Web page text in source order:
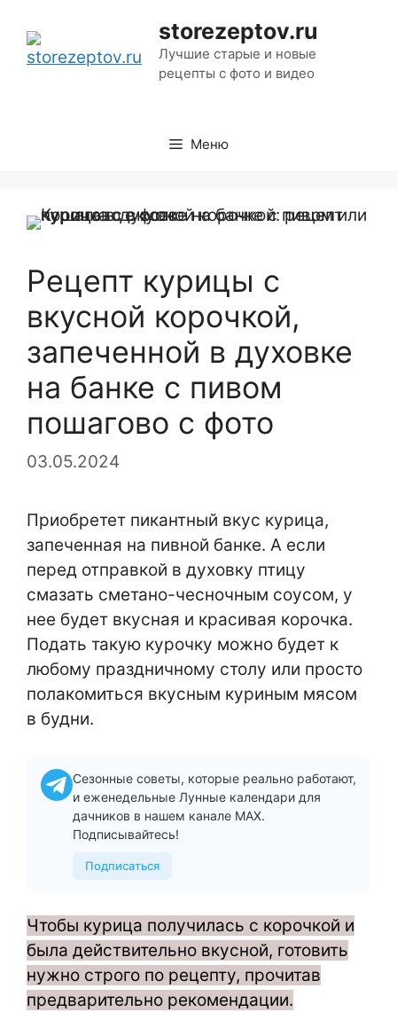
содержимому
storezeptov.ru
Лучшие старые и новые
рецепты с фото и видео
Меню
Рецепт курицы с
вкусной корочкой,
запеченной в духовке
на банке с пивом
пошагово с фото
03.05.2024
Приобретет пикантный вкус курица,
запеченная на пивной банке. А если
перед отправкой в духовку птицу
смазать сметано-чесночным соусом, у
нее будет вкусная и красивая корочка.
Подать такую курочку можно будет к
любому праздничному столу или просто
полакомиться вкусным куриным мясом
в будни.
Сезонные советы, которые реально работают,
и еженедельные Лунные календари для
дачников в нашем канале MAX.
Подписывайтесь!
Подписаться
Чтобы курица получилась с корочкой и
была действительно вкусной, готовить
нужно строго по рецепту, прочитав
предварительно рекомендации.